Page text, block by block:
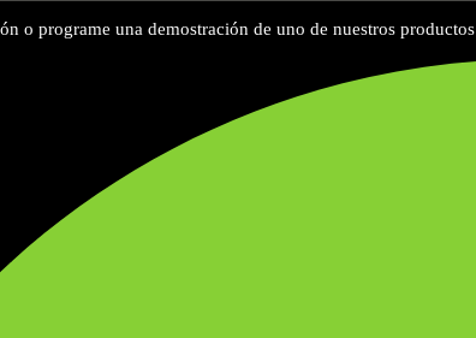
o programe una demostración de uno de nuestros productos